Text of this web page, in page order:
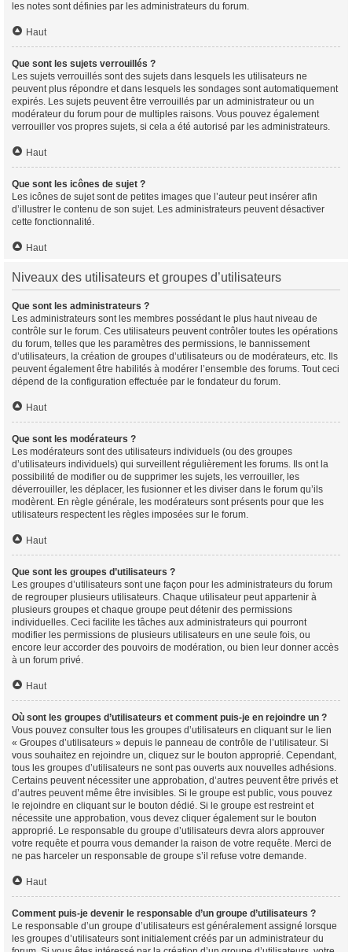
les notes sont définies par les administrateurs du forum.
Haut
Que sont les sujets verrouillés ?
Les sujets verrouillés sont des sujets dans lesquels les utilisateurs ne
peuvent plus répondre et dans lesquels les sondages sont automatiquement
expirés. Les sujets peuvent être verrouillés par un administrateur ou un
modérateur du forum pour de multiples raisons. Vous pouvez également
verrouiller vos propres sujets, si cela a été autorisé par les administrateurs.
Haut
Que sont les icônes de sujet ?
Les icônes de sujet sont de petites images que l’auteur peut insérer afin
d’illustrer le contenu de son sujet. Les administrateurs peuvent désactiver
cette fonctionnalité.
Haut
Niveaux des utilisateurs et groupes d’utilisateurs
Que sont les administrateurs ?
Les administrateurs sont les membres possédant le plus haut niveau de
contrôle sur le forum. Ces utilisateurs peuvent contrôler toutes les opérations
du forum, telles que les paramètres des permissions, le bannissement
d’utilisateurs, la création de groupes d’utilisateurs ou de modérateurs, etc. Ils
peuvent également être habilités à modérer l’ensemble des forums. Tout ceci
dépend de la configuration effectuée par le fondateur du forum.
Haut
Que sont les modérateurs ?
Les modérateurs sont des utilisateurs individuels (ou des groupes
d’utilisateurs individuels) qui surveillent régulièrement les forums. Ils ont la
possibilité de modifier ou de supprimer les sujets, les verrouiller, les
déverrouiller, les déplacer, les fusionner et les diviser dans le forum qu’ils
modèrent. En règle générale, les modérateurs sont présents pour que les
utilisateurs respectent les règles imposées sur le forum.
Haut
Que sont les groupes d’utilisateurs ?
Les groupes d’utilisateurs sont une façon pour les administrateurs du forum
de regrouper plusieurs utilisateurs. Chaque utilisateur peut appartenir à
plusieurs groupes et chaque groupe peut détenir des permissions
individuelles. Ceci facilite les tâches aux administrateurs qui pourront
modifier les permissions de plusieurs utilisateurs en une seule fois, ou
encore leur accorder des pouvoirs de modération, ou bien leur donner accès
à un forum privé.
Haut
Où sont les groupes d’utilisateurs et comment puis-je en rejoindre un ?
Vous pouvez consulter tous les groupes d’utilisateurs en cliquant sur le lien
« Groupes d’utilisateurs » depuis le panneau de contrôle de l’utilisateur. Si
vous souhaitez en rejoindre un, cliquez sur le bouton approprié. Cependant,
tous les groupes d’utilisateurs ne sont pas ouverts aux nouvelles adhésions.
Certains peuvent nécessiter une approbation, d’autres peuvent être privés et
d’autres peuvent même être invisibles. Si le groupe est public, vous pouvez
le rejoindre en cliquant sur le bouton dédié. Si le groupe est restreint et
nécessite une approbation, vous devez cliquer également sur le bouton
approprié. Le responsable du groupe d’utilisateurs devra alors approuver
votre requête et pourra vous demander la raison de votre requête. Merci de
ne pas harceler un responsable de groupe s’il refuse votre demande.
Haut
Comment puis-je devenir le responsable d’un groupe d’utilisateurs ?
Le responsable d’un groupe d’utilisateurs est généralement assigné lorsque
les groupes d’utilisateurs sont initialement créés par un administrateur du